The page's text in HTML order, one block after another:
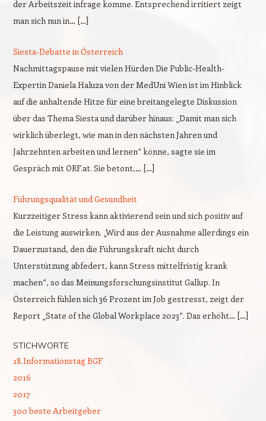
der Arbeitszeit infrage komme. Entsprechend irritiert zeigt
man sich nun in… […]
Siesta-Debatte in Österreich
Nachmittagspause mit vielen Hürden Die Public-Health-
Expertin Daniela Haluza von der MedUni Wien ist im Hinblick
auf die anhaltende Hitze für eine breitangelegte Diskussion
über das Thema Siesta und darüber hinaus: „Damit man sich
wirklich überlegt, wie man in den nächsten Jahren und
Jahrzehnten arbeiten und lernen“ könne, sagte sie im
Gespräch mit ORF.at. Sie betont,… […]
Führungsqualität und Gesundheit
Kurzzeitiger Stress kann aktivierend sein und sich positiv auf
die Leistung auswirken. „Wird aus der Ausnahme allerdings ein
Dauerzustand, den die Führungskraft nicht durch
Unterstützung abfedert, kann Stress mittelfristig krank
machen“, so das Meinungsforschungsinstitut Gallup. In
Österreich fühlen sich 36 Prozent im Job gestresst, zeigt der
Report „State of the Global Workplace 2023“. Das erhöht… […]
STICHWORTE
18.Informationstag BGF
2016
2017
300 beste Arbeitgeber